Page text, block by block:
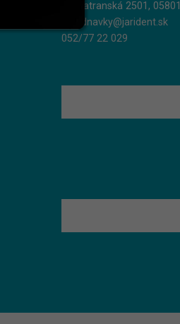
Podtatranská 2501,
objednavky@jarident.sk
052/77 22 029